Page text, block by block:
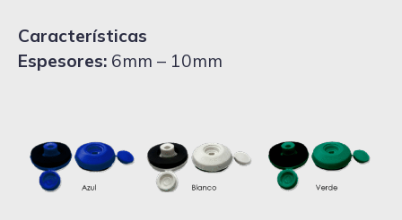
Características
Espesores: 6mm – 10mm